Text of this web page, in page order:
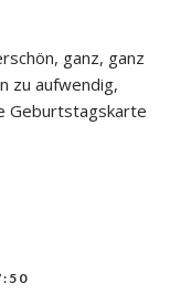
ganz, ganz
zu aufwendig,
Geburtstagskarte